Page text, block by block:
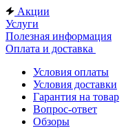
Акции
Услуги
Полезная информация
Оплата и доставка
Условия оплаты
Условия доставки
Гарантия на товар
Вопрос-ответ
Обзоры